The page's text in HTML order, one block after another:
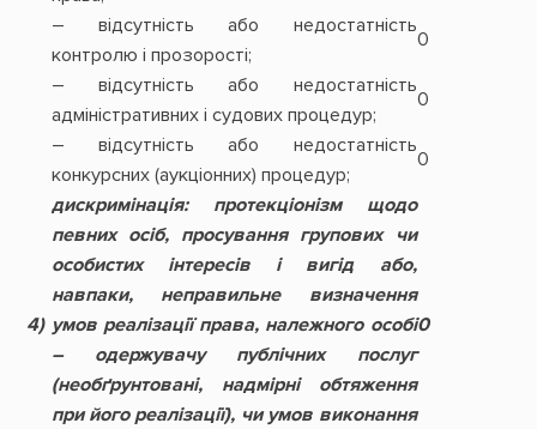
– відсутність або недостатність
контролю і прозорості;
0
– відсутність або недостатність
адміністративних і судових процедур;
0
– відсутність або недостатність
конкурсних (аукціонних) процедур;
0
4)
дискримінація: протекціонізм щодо
певних осіб, просування групових чи
особистих інтересів і вигід або,
навпаки, неправильне визначення
умов реалізації права, належного особі
– одержувачу публічних послуг
(необґрунтовані, надмірні обтяження
при його реалізації), чи умов виконання
0